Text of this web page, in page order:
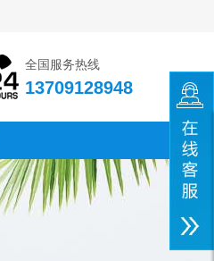
全国服务热线
13709128948